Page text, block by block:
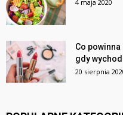
4 maja 2020
Co
gdy
20 sierpnia